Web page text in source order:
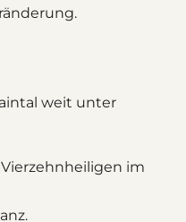
weit unter
im